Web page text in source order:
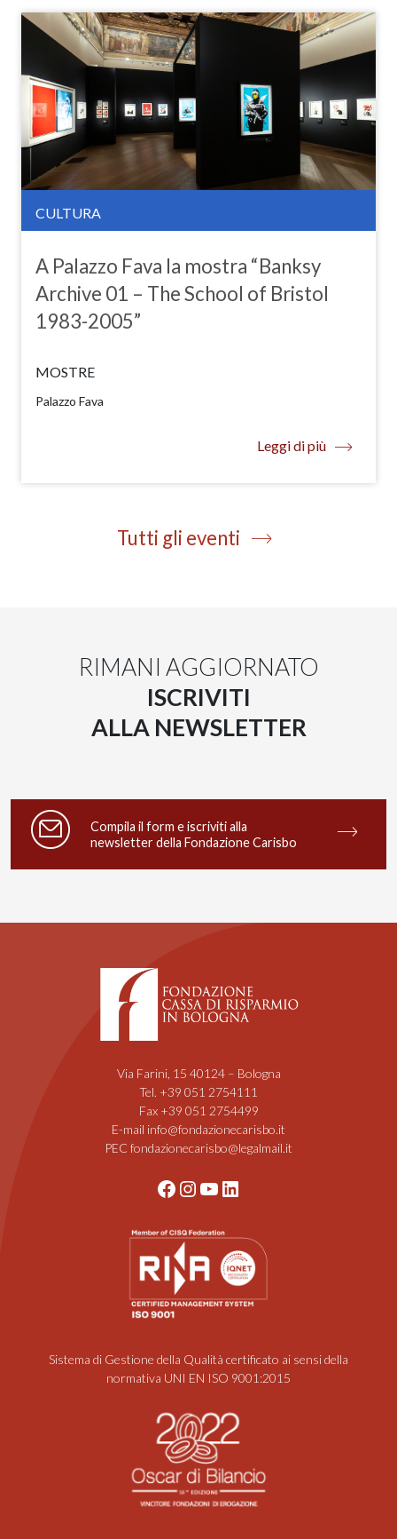
CULTURA
A Palazzo Fava la mostra “Banksy
Archive 01 – The School of Bristol
1983-2005”
MOSTRE
Palazzo Fava
Leggi di più
Tutti gli eventi
RIMANI AGGIORNATO
ISCRIVITI
ALLA NEWSLETTER
Compila il form e iscriviti alla
newsletter della Fondazione Carisbo
Via Farini, 15 40124 – Bologna
Tel. +39 051 2754111
Fax +39 051 2754499
E-mail info@fondazionecarisbo.it
PEC fondazionecarisbo@legalmail.it
Facebook
Instagram
YouTube
LinkedIn
Sistema di Gestione della Qualità certificato ai sensi della
normativa UNI EN ISO 9001:2015